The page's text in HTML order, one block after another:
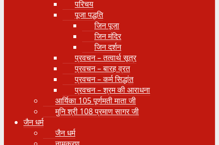
परिचय
पूजा पद्धति
जिन पूजा
जिन मंदिर
जिन दर्शन
प्रवचन – तत्वार्थ सूत्र
प्रवचन – बारह व्रत
प्रवचन – कर्म सिद्धांत
प्रवचन – श्रम की आराधना
आर्यिका 105 पूर्णमती माता जी
मुनि श्री 108 प्रमाण सागर जी
जैन धर्म
जैन धर्म